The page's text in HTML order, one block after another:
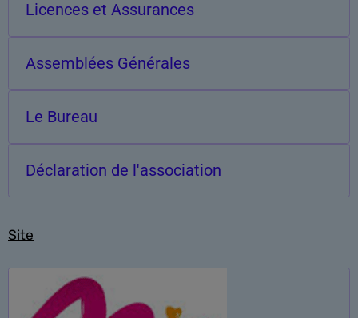
Licences et Assurances
Assemblées Générales
Le Bureau
Déclaration de l'association
Site